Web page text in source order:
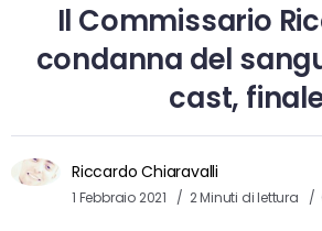
Il Commissario
condanna del
cast,
Riccardo Chiaravalli
1 Febbraio 2021 2 Minuti di lettura